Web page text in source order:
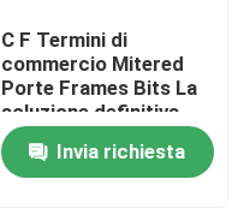
C F Termini di
commercio Mitered
Porte Frames Bits La
soluzione definitiva
per specchi Frames
Corona Stampi Sedie
Rails e altro
Invia richiesta